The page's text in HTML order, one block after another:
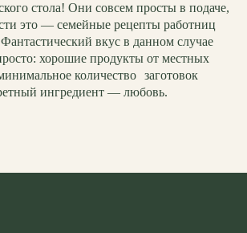
стола! Они совсем просты в подаче,
это — семейные рецепты работниц
вкус в данном случае
хорошие продукты от местных
количество заготовок
ингредиент — любовь.